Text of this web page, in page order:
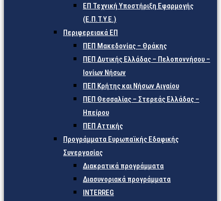
ΕΠ Τεχνική Υποστήριξη Εφαρμογής
(Ε.Π.Τ.Υ.Ε.)
Περιφερειακά ΕΠ
ΠΕΠ Μακεδονίας – Θράκης
ΠΕΠ Δυτικής Ελλάδας – Πελοποννήσου –
Ιονίων Νήσων
ΠΕΠ Κρήτης και Νήσων Αιγαίου
ΠΕΠ Θεσσαλίας – Στερεάς Ελλάδας –
Ηπείρου
ΠΕΠ Αττικής
Προγράμματα Ευρωπαϊκής Εδαφικής
Συνεργασίας
Διακρατικά προγράμματα
Διασυνοριακά προγράμματα
INTERREG